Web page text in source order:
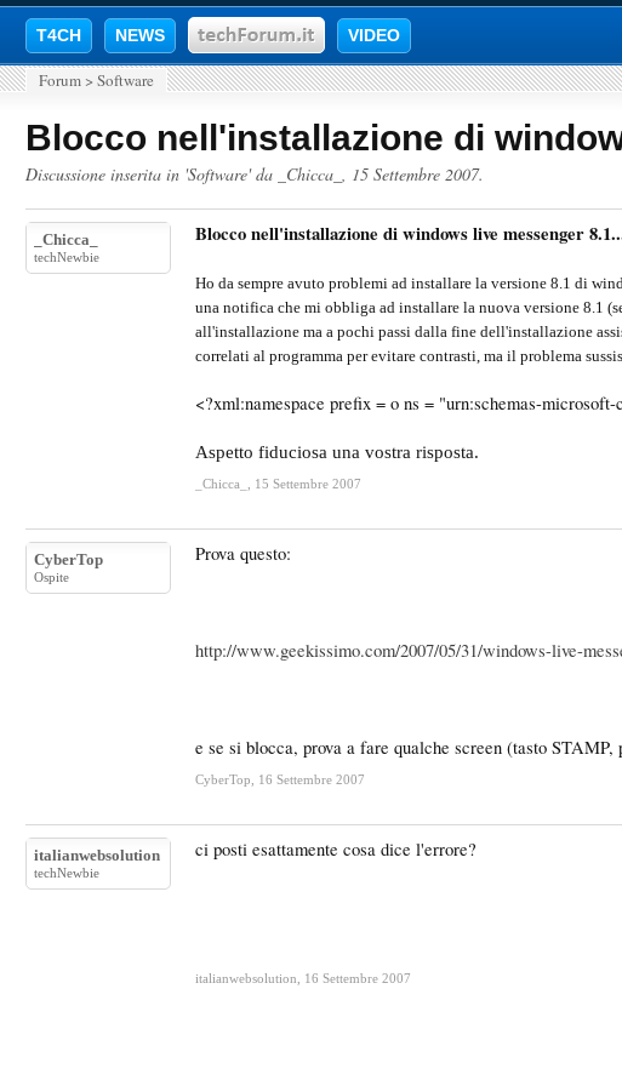
T4CH NEWS VIDEO
Forum > Software
Blocco nell'installazione di
Discussione inserita in 'Software' da _Chicca_ , 15 Settembre 2007.
_Chicca_
techNewbie
Blocco nell'installazione di windows live messenger
Ho da sempre avuto problemi ad installare la versione 8.1 di
una notifica che mi obbliga ad installare la nuova versione 8.1
all'installazione ma a pochi passi dalla fine dell'installazione
correlati al programma per evitare contrasti, ma il problema
<?xml:namespace prefix = o ns = "urn:schemas-microsoft-
Aspetto fiduciosa una vostra risposta.
_Chicca_ 15 Settembre 2007
CyberTop
Ospite
Prova questo:
http://www.geekissimo.com/2007/05/31/windows-live-
e se si blocca, prova a fare qualche screen (tasto
CyberTop 16 Settembre 2007
italianwebsolution
techNewbie
ci posti esattamente cosa dice l'errore?
italianwebsolution 16 Settembre 2007